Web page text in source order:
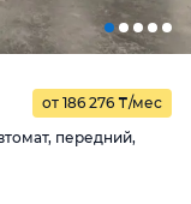
от 186 276 ₸/мес
передний,